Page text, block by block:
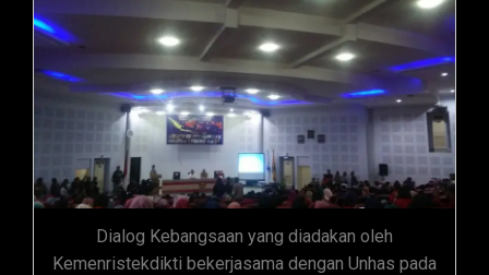
Dialog Kebangsaan yang diadakan oleh
Kemenristekdikti bekerjasama dengan Unhas pada